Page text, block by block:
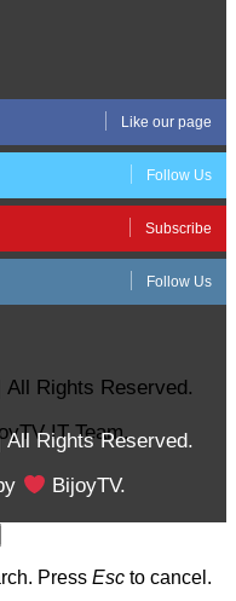
Like our page
Follow Us
Subscribe
Follow Us
|| All Rights Reserved.
IT Team.
|| All Rights Reserved.
BijoyTV.
Press Esc to cancel.